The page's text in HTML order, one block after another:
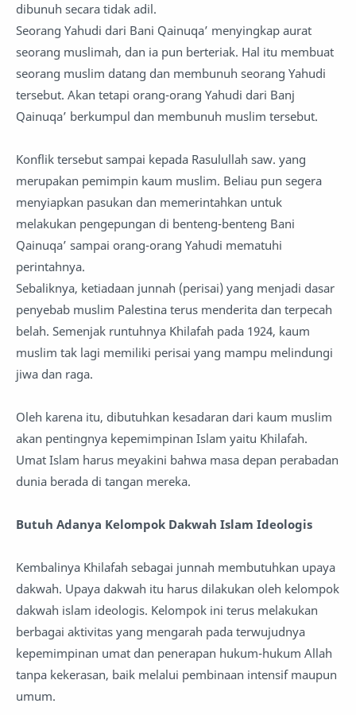
dibunuh secara tidak adil.
Seorang Yahudi dari Bani Qainuqa’ menyingkap aurat
seorang muslimah, dan ia pun berteriak. Hal itu membuat
seorang muslim datang dan membunuh seorang Yahudi
tersebut. Akan tetapi orang-orang Yahudi dari Banj
Qainuqa’ berkumpul dan membunuh muslim tersebut.
Konflik tersebut sampai kepada Rasulullah saw. yang
merupakan pemimpin kaum muslim. Beliau pun segera
menyiapkan pasukan dan memerintahkan untuk
melakukan pengepungan di benteng-benteng Bani
Qainuqa’ sampai orang-orang Yahudi mematuhi
perintahnya.
Sebaliknya, ketiadaan junnah (perisai) yang menjadi dasar
penyebab muslim Palestina terus menderita dan terpecah
belah. Semenjak runtuhnya Khilafah pada 1924, kaum
muslim tak lagi memiliki perisai yang mampu melindungi
jiwa dan raga.
Oleh karena itu, dibutuhkan kesadaran dari kaum muslim
akan pentingnya kepemimpinan Islam yaitu Khilafah.
Umat Islam harus meyakini bahwa masa depan perabadan
dunia berada di tangan mereka.
Butuh Adanya Kelompok Dakwah Islam Ideologis
Kembalinya Khilafah sebagai junnah membutuhkan upaya
dakwah. Upaya dakwah itu harus dilakukan oleh kelompok
dakwah islam ideologis. Kelompok ini terus melakukan
berbagai aktivitas yang mengarah pada terwujudnya
kepemimpinan umat dan penerapan hukum-hukum Allah
tanpa kekerasan, baik melalui pembinaan intensif maupun
umum.